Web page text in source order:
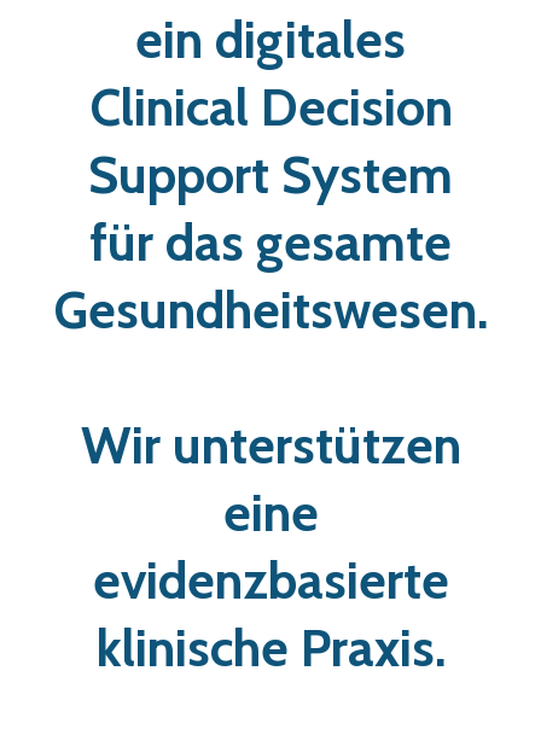
ein digitales
Clinical Decision
Support System
für das gesamte
Gesundheitswesen.
Wir unterstützen
eine
evidenzbasierte
klinische Praxis.